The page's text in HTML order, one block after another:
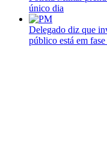
único dia
Delegado diz que
público está em